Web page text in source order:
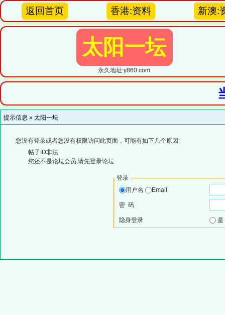
返回首页 香港:资料 新澳:
太阳一坛
永久地址:y860.com
提示信息 » 太阳一坛
您没有登录或者您没有权限访问此页面，可能有如下几个原因:
帖子ID非法
您还不是论坛会员,请先登录论坛
登录
用户名
Email
密 码
隐身登录